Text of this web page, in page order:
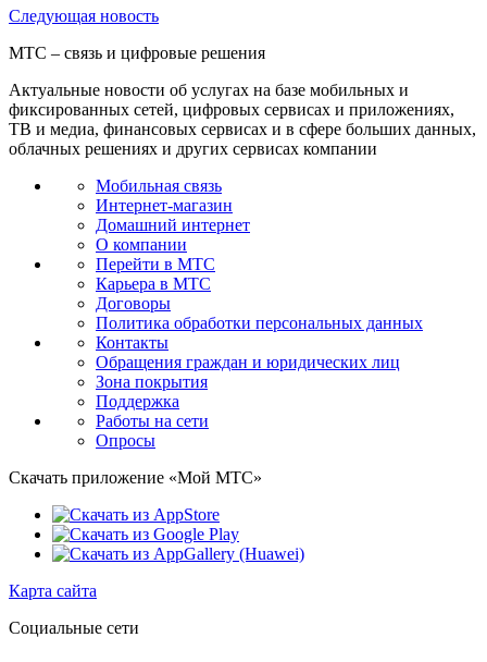
Следующая новость
МТС – связь и цифровые решения
Актуальные новости об услугах на базе мобильных и
фиксированных сетей, цифровых сервисах и приложениях,
ТВ и медиа, финансовых сервисах и в сфере больших данных,
облачных решениях и других сервисах компании
Мобильная связь
Интернет-магазин
Домашний интернет
О компании
Перейти в МТС
Карьера в МТС
Договоры
Политика обработки персональных данных
Контакты
Обращения граждан и юридических лиц
Зона покрытия
Поддержка
Работы на сети
Опросы
Скачать приложение «Мой МТС»
Карта сайта
Социальные сети